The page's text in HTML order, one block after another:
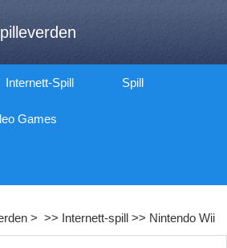
Internett-Spill Spill
Games
> >> Internett-spill >> Nintendo Wii